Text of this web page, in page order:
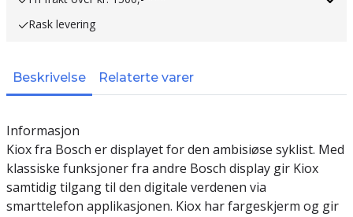
Rask levering
Beskrivelse Relaterte varer
Informasjon
Kiox fra Bosch er displayet for den ambisiøse syklist. Med
klassiske funksjoner fra andre Bosch display gir Kiox
samtidig tilgang til den digitale verdenen via
smarttelefon applikasjonen. Kiox har fargeskjerm og gir